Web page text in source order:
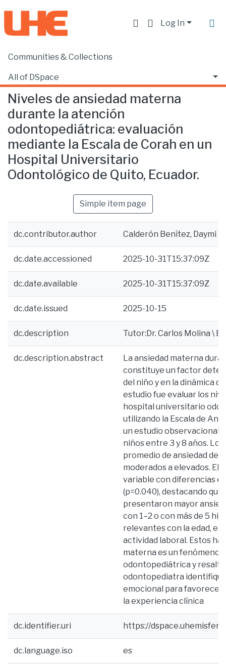
Log In
Communities & Collections
All of DSpace
Statistics
Home
Niveles de ansiedad materna
durante la atención
odontopediátrica: evaluación
mediante la Escala de Corah en un
Hospital Universitario
Odontológico de Quito, Ecuador.
Simple item page
dc.contributor.author Calderón Benítez, Daymi
dc.date.accessioned 2025-10-31T15:37:09Z
dc.date.available 2025-10-31T15:37:09Z
dc.date.issued 2025-10-15
dc.description Tutor:Dr. Carlos Molina \
dc.description.abstract
La ansiedad materna
constituye un factor
del niño y en la dinámica
estudio fue evaluar los
hospital universitario
utilizando la Escala de
un estudio observacional,
niños entre 3 y 8 años.
promedio de ansiedad de
moderados a elevados. El
variable con diferencias
(p=0.040), destacando
presentaron mayor
con 1–2 o con más de 5
relevantes con la edad, el
actividad laboral. Estos
materna es un fenómeno
odontopediátrica y
odontopediatra
emocional para
la experiencia clínica
dc.identifier.uri https://
dc.language.iso es